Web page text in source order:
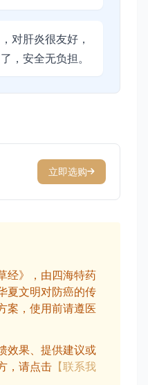
对肝炎很友好，
，安全无负担。
立即选购
经》，由四海特药
夏文明对防癌的传
案，使用前请遵医
效果、提供建议或
，请点击 【联系我